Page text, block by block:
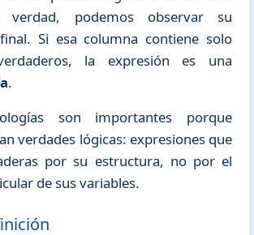
podemos observar su
Si esa columna contiene solo
la expresión es una
.
son importantes porque
verdades lógicas: expresiones que
por su estructura, no por el
de sus variables.